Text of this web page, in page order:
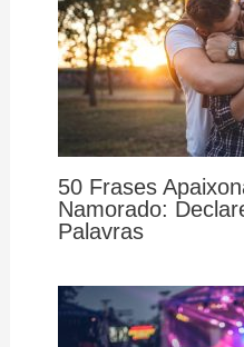
50 Frases
Namorado:
Palavras